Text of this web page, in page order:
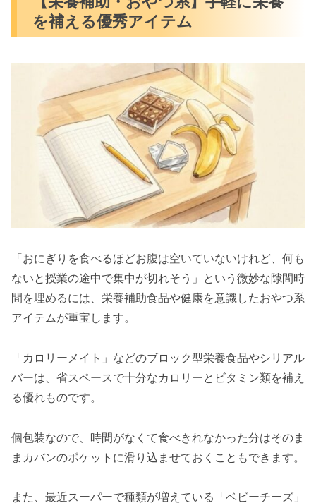
を補える優秀アイテム
「おにぎりを食べるほどお腹は空いていないけれど、何も
ないと授業の途中で集中が切れそう」という微妙な隙間時
間を埋めるには、栄養補助食品や健康を意識したおやつ系
アイテムが重宝します。
「カロリーメイト」などのブロック型栄養食品やシリアル
バーは、省スペースで十分なカロリーとビタミン類を補え
る優れものです。
個包装なので、時間がなくて食べきれなかった分はそのま
まカバンのポケットに滑り込ませておくこともできます。
また、最近スーパーで種類が増えている「ベビーチーズ」